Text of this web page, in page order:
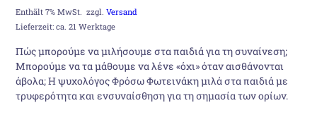
Preis
war:
17,00 €
ist:
15,70 €.
Enthält 7% MwSt. zzgl.Versand
Lieferzeit: ca. 21 Werktage
Πώς μπορούμε να μιλήσουμε στα παιδιά για τη συναίνεση;
Μπορούμε να τα μάθουμε να λένε «όχι» όταν αισθάνονται
άβολα; Η ψυχολόγος Φρόσω Φωτεινάκη μιλά στα παιδιά με
τρυφερότητα και ενσυναίσθηση για τη σημασία των ορίων.